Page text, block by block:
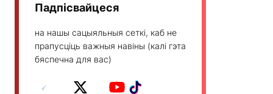
Падпісвайцеся
на нашы сацыяльныя сеткі, каб не
прапусціць важныя навіны (калі гэта
бяспечна для вас)